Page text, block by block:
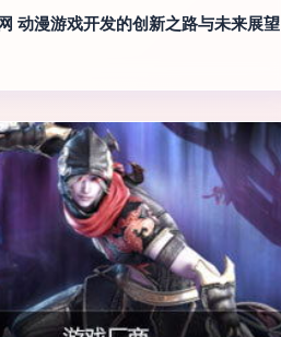
动漫游戏开发的创新之路与未来展望